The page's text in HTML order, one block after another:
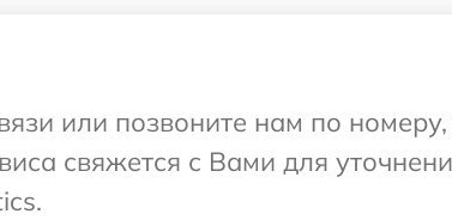
или позвоните нам по
свяжется с Вами для